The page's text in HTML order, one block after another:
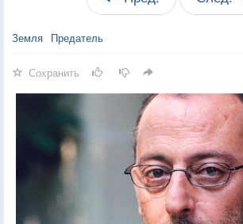
Земля Предатель
Сохранить